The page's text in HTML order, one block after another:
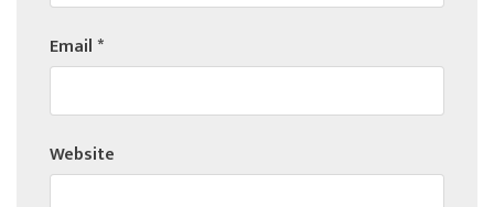
Email*
Website